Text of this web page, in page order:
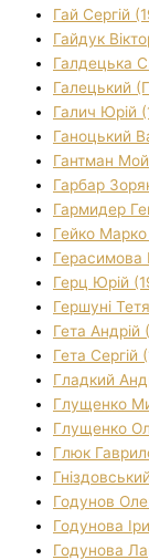
Гай Сергій
Гайдук
Галдецька
Галецький
Галич Юрій
Ганоцький
Гантман
Гарбар
Гармидер
Гейко
Герасимова
Герц Юрій
Гершуні
Гета Андрій
Гета Сергій
Гладкий
Глущенко
Глущенко
Глюк
Годунов
Годунова
Годунова